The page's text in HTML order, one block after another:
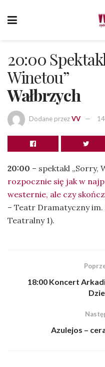
20:00
Winetou”
Wałbrzych
Dodane przezVV
20:00 – spektakl „Sorry,
rozpocznie się jak w
westernie, ale czy
– Teatr Dramatyczny im.
Teatralny 1).
18:00 Koncert
Azulejos –